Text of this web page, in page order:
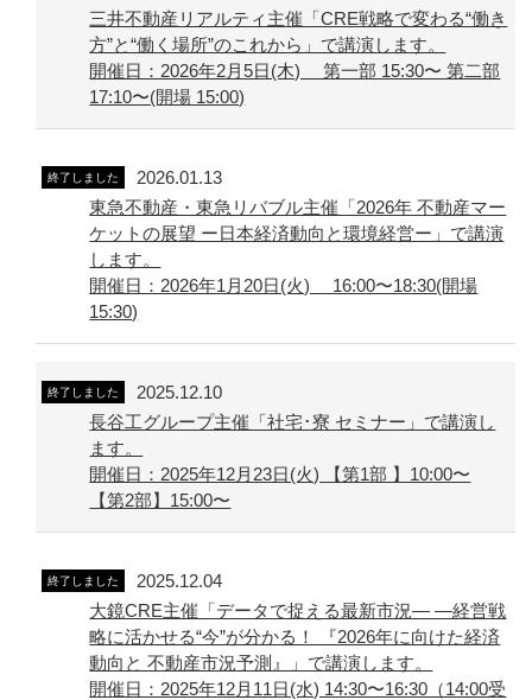
三井不動産リアルティ主催「CRE戦略で変わる“働き
方”と“働く場所”のこれから」で講演します。
開催日：2026年2月5日(木) 第一部 15:30〜 第二部
17:10〜(開場 15:00)
終了しました
2026.01.13
東急不動産・東急リバブル主催「2026年 不動産マー
ケットの展望 ー日本経済動向と環境経営ー」で講演
します。
開催日：2026年1月20日(火) 16:00〜18:30(開場
15:30)
終了しました
2025.12.10
長谷工グループ主催「社宅･寮 セミナー」で講演し
ます。
開催日：2025年12月23日(火) 【第1部 】10:00〜
【第2部】15:00〜
終了しました
2025.12.04
大鏡CRE主催「データで捉える最新市況― ―経営戦
略に活かせる“今”が分かる！ 『2026年に向けた経済
動向と 不動産市況予測』」で講演します。
開催日：2025年12月11日(水) 14:30〜16:30（14:00受